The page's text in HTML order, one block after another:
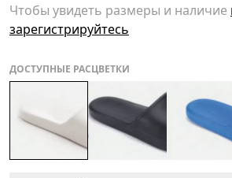
Чтобы увидеть размеры и наличие
зарегистрируйтесь
ДОСТУПНЫЕ РАСЦВЕТКИ